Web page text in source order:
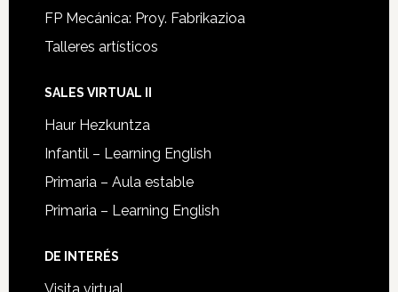
FP Mecánica: Proy. Fabrikazioa
Talleres artísticos
SALES VIRTUAL II
Haur Hezkuntza
Infantil – Learning English
Primaria – Aula estable
Primaria – Learning English
DE INTERÉS
Visita virtual